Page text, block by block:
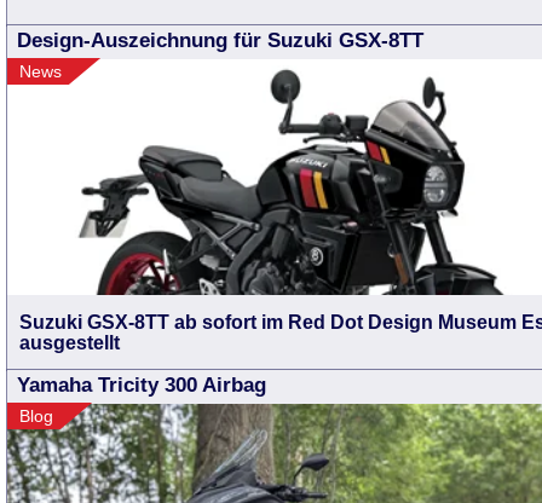
Design-Auszeichnung für Suzuki GSX-8TT
News
Suzuki GSX-8TT ab sofort im Red Dot Design Museum
ausgestellt
Yamaha Tricity 300 Airbag
Blog